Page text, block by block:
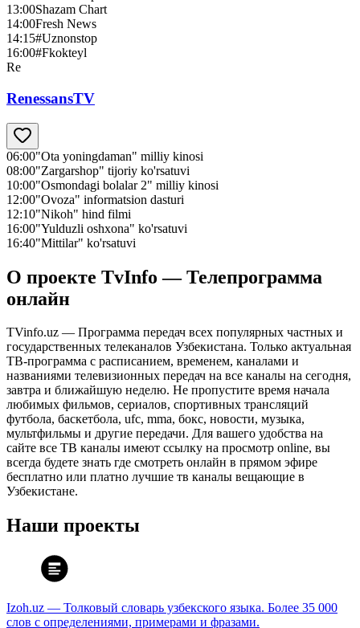
13:00Shazam Chart
14:00Fresh News
14:15#Uznonstop
16:00#Fkokteyl
Re
RenessansTV
06:00"Ota yoningdaman" milliy kinosi
08:00"Zargarshop" tijoriy ko'rsatuvi
10:00"Osmondagi bolalar 2" milliy kinosi
12:00"Ovoza" informatsion dasturi
12:10"Nikoh" hind filmi
16:00"Yulduzli oshxona" ko'rsatuvi
16:40"Mittilar" ko'rsatuvi
О проекте TvInfo — Телепрограмма
онлайн
TVinfo.uz — Программа передач всех популярных частных и
государственных телеканалов Узбекистана. Только актуальная
ТВ-программа с расписанием, временем, каналами и
названиями телевизионных передач на все каналы на сегодня,
завтра и ближайшую неделю. Не пропустите время начала
любимых фильмов, сериалов, спортивных трансляций
футбола, баскетбола, ufc, mma, бокс, новости, музыка,
мультфильмы и другие передачи. Для вашего удобства на
сайте все ТВ каналы имеют ссылку на просмотр online, вы
всегда будете знать где смотреть онлайн в прямом эфире
бесплатно или платно лучшие тв каналы вещающие в
Узбекистане.
Наши проекты
Izoh.uz — Толковый словарь узбекского языка. Более 35 000
слов с определениями, примерами и фразами.